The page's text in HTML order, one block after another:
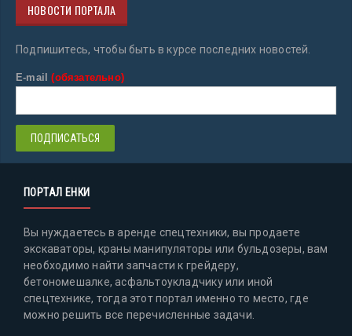
НОВОСТИ ПОРТАЛА
Подпишитесь, чтобы быть в курсе последних новостей.
E-mail(обязательно)
ПОРТАЛ ЕНКИ
Вы нуждаетесь в аренде спецтехники, вы продаете
экскаваторы, краны манипуляторы или бульдозеры, вам
необходимо найти запчасти к грейдеру,
бетономешалке, асфальтоукладчику или иной
спецтехнике, тогда этот портал именно то место, где
можно решить все перечисленные задачи.